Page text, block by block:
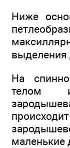
Ниже
выделения
На
телом
маленькие